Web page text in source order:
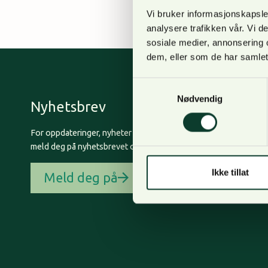
Vi bruker
analysere trafikken vår. Vi
sosiale medier,
dem, eller som de har
Nødvendig
Ikke tillat
Nyhetsbrev
For oppdateringer, nyheter og skogfaglige artikler,
meld deg på nyhetsbrevet og få nyhetsbrev på epost.
Meld deg på